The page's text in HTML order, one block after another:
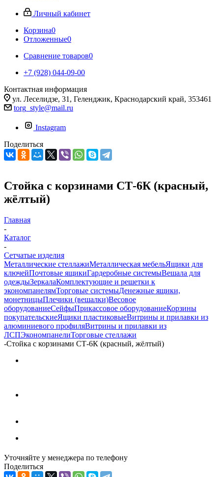
Личный кабинет
Корзина0
Отложенные0
Сравнение товаров0
+7 (928) 044-09-00
Контактная информация
ул. Леселидзе, 31, Геленджик, Краснодарский край, 353461
torg_style@mail.ru
Instagram
Поделиться
Стойка с корзинами СТ-6К (красный,
жёлтый)
Главная
-
Каталог
-
Сетчатые изделия
Металлические стеллажиМеталлическая мебельЯщики для
ключейПочтовые ящикиГардеробные системыВешала для
одеждыЗеркалаКомплектующие и решетки к
экономпанелямТорговые системыДенежные ящики,
монетницыПлечики (вешалки)Весовое
оборудованиеСейфыПрикассовое оборудованиеКорзины
покупательскиеЯщики пластиковыеВитрины и прилавки из
алюминиевого профиляВитрины и прилавки из
ЛСПЭкономпанелиТорговые стеллажи
-Стойка с корзинами СТ-6К (красный, жёлтый)
Уточняйте у менеджера по телефону
Поделиться